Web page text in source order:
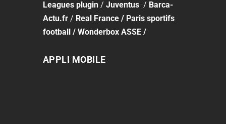
Leagues plugin/ Juventus / Barca-
Actu.fr/ Real France / Paris sportifs
football
/ Wonderbox ASSE/
APPLI MOBILE